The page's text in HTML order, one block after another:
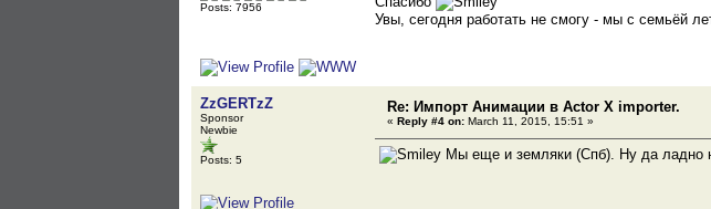
Posts: 7956
Увы, сегодня работать не смогу - мы с семьёй
ZzGERTzZ
Sponsor
Newbie
Posts: 5
Re: Импорт Анимации в Actor X importer.
« Reply #4 on: March 11, 2015, 15:51 »
Мы еще и земляки (Спб). Ну да ладно